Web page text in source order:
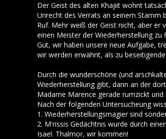
Der Geist des alten Khajiit wohnt
Unrecht des Verrats an seinem Stamm
Ruf. Mehr weiß der Geist nicht, aber er
einen Meister der Wiederherstellung zu
Gut, wir haben unsere neue Aufgabe,
wir werden erwähnt, als zu
Durch die wunderschöne (und
Wiederherstellung gibt, dann an der
Madame Marence gerade rumzickt
Nach der folgenden Untersucheung
1. Wiederherstellungsmagier sind
2. M'rissis Gedächtnis wurde durch
Isael. Thalmor, wir kommen!